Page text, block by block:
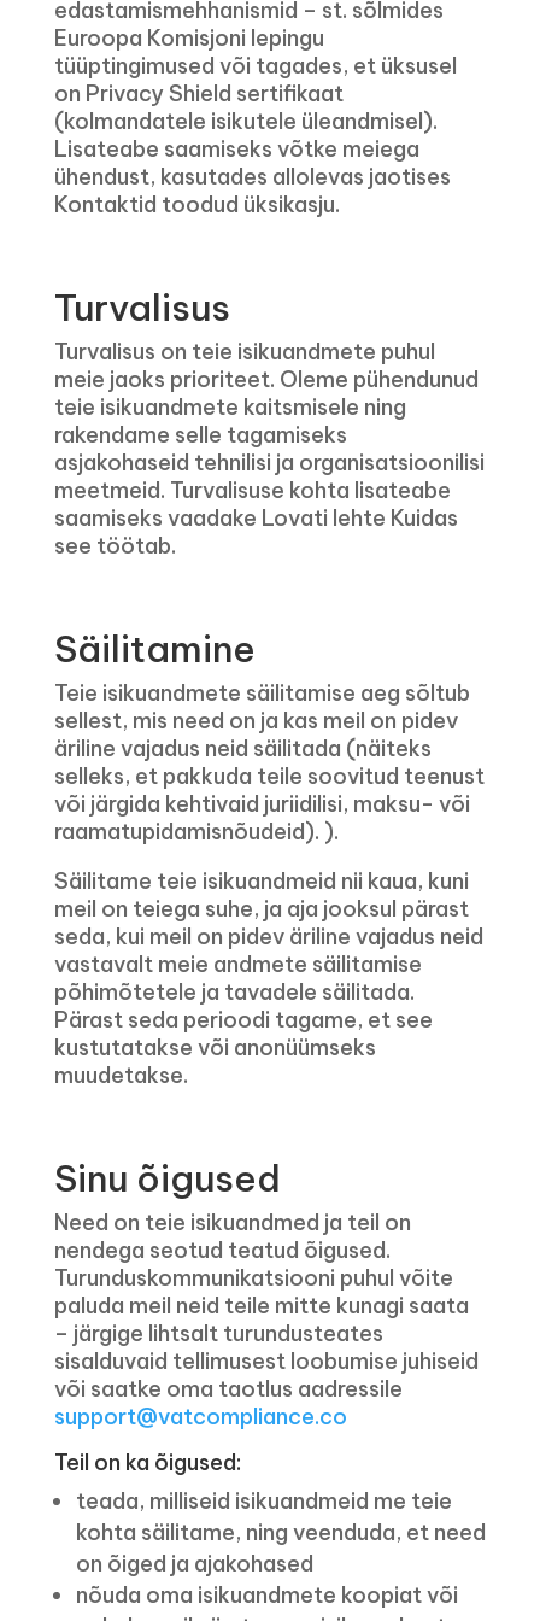
edastamismehhanismid – st. sõlmides
Euroopa Komisjoni lepingu
tüüptingimused või tagades, et üksusel
on Privacy Shield sertifikaat
(kolmandatele isikutele üleandmisel).
Lisateabe saamiseks võtke meiega
ühendust, kasutades allolevas jaotises
Kontaktid toodud üksikasju.
Turvalisus
Turvalisus on teie isikuandmete puhul
meie jaoks prioriteet. Oleme pühendunud
teie isikuandmete kaitsmisele ning
rakendame selle tagamiseks
asjakohaseid tehnilisi ja organisatsioonilisi
meetmeid. Turvalisuse kohta lisateabe
saamiseks vaadake Lovati lehte Kuidas
see töötab.
Säilitamine
Teie isikuandmete säilitamise aeg sõltub
sellest, mis need on ja kas meil on pidev
äriline vajadus neid säilitada (näiteks
selleks, et pakkuda teile soovitud teenust
või järgida kehtivaid juriidilisi, maksu- või
raamatupidamisnõudeid). ).
Säilitame teie isikuandmeid nii kaua, kuni
meil on teiega suhe, ja aja jooksul pärast
seda, kui meil on pidev äriline vajadus neid
vastavalt meie andmete säilitamise
põhimõtetele ja tavadele säilitada.
Pärast seda perioodi tagame, et see
kustutatakse või anonüümseks
muudetakse.
Sinu õigused
Need on teie isikuandmed ja teil on
nendega seotud teatud õigused.
Turunduskommunikatsiooni puhul võite
paluda meil neid teile mitte kunagi saata
– järgige lihtsalt turundusteates
sisalduvaid tellimusest loobumise juhiseid
või saatke oma taotlus aadressile
support@vatcompliance.co
Teil on ka õigused:
teada, milliseid isikuandmeid me teie
kohta säilitame, ning veenduda, et need
on õiged ja ajakohased
nõuda oma isikuandmete koopiat või